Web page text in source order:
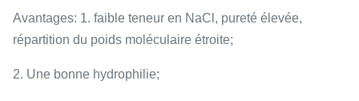
Avantages: 1. faible teneur en NaCl, pureté élevée,
répartition du poids moléculaire étroite;
2. Une bonne hydrophilie;